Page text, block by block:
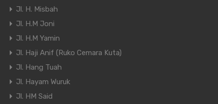
Jl. H. Misbah
Jl. H.M Joni
Jl. H.M Yamin
Jl. Haji Anif (Ruko Cemara Kuta)
Jl. Hang Tuah
Jl. Hayam Wuruk
Jl. HM Said